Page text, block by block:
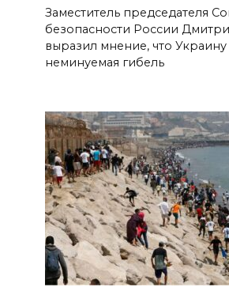
Заместитель председателя
безопасности России
выразил мнение, что
неминуемая гибель